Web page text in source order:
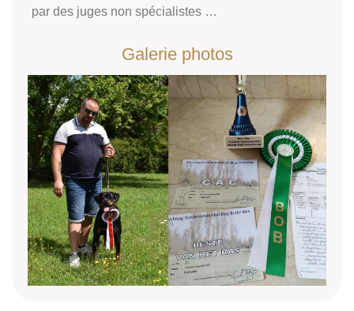
par des juges non spécialistes …